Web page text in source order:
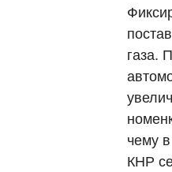
газа.
чему
КНР